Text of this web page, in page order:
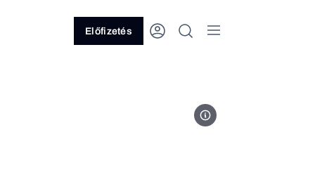
Előfizetés
Fotó: MTI/AP/Julio Cortez